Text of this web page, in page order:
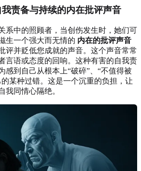
责备与持续的内在批评声音
系中的照顾者，当创伤发生时，她们可
生一个强大而无情的 内在的批评声音
并贬低您成就的声音。这个声音常常
言语或态度的回响。这种有害的自我责
感到自己从根本上“破碎”、“不值得被
某种过错。这是一个沉重的负担，让
我同情心隔绝。